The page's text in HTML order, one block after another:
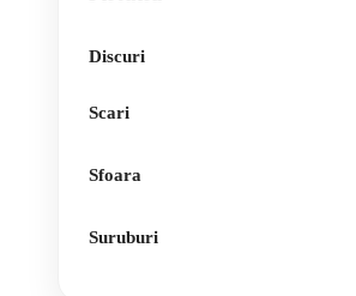
Discuri
Scari
Sfoara
Suruburi